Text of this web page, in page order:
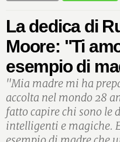
La dedica di
Moore: "Ti
esempio di
"Mia madre mi ha
accolta nel mondo 28
fatto capire chi sono le
intelligenti e magiche.